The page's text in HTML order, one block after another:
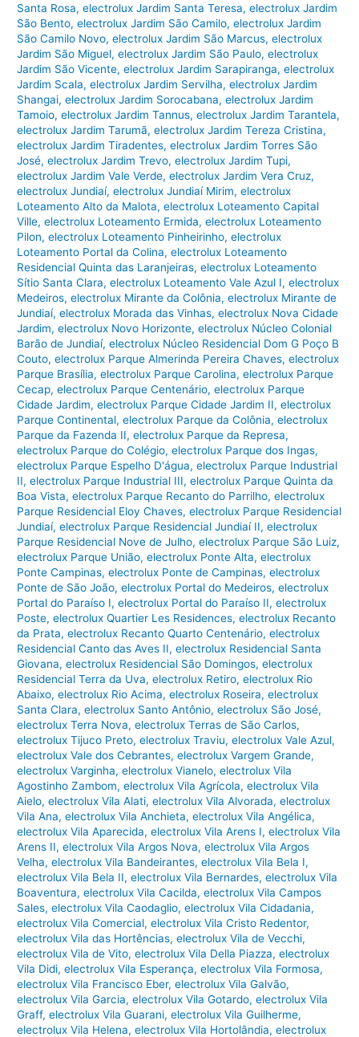
Santa Rosa,electrolux Jardim Santa Teresa,electrolux Jardim
São Bento,electrolux Jardim São Camilo,electrolux Jardim
São Camilo Novo,electrolux Jardim São Marcus,electrolux
Jardim São Miguel,electrolux Jardim São Paulo,electrolux
Jardim São Vicente,electrolux Jardim Sarapiranga,electrolux
Jardim Scala,electrolux Jardim Servilha,electrolux Jardim
Shangai,electrolux Jardim Sorocabana,electrolux Jardim
Tamoio,electrolux Jardim Tannus,electrolux Jardim Tarantela,
electrolux Jardim Tarumã,electrolux Jardim Tereza Cristina,
electrolux Jardim Tiradentes,electrolux Jardim Torres São
José,electrolux Jardim Trevo,electrolux Jardim Tupi,
electrolux Jardim Vale Verde,electrolux Jardim Vera Cruz,
electrolux Jundiaí,electrolux Jundiaí Mirim,electrolux
Loteamento Alto da Malota,electrolux Loteamento Capital
Ville,electrolux Loteamento Ermida,electrolux Loteamento
Pilon,electrolux Loteamento Pinheirinho,electrolux
Loteamento Portal da Colina,electrolux Loteamento
Residencial Quinta das Laranjeiras,electrolux Loteamento
Sítio Santa Clara,electrolux Loteamento Vale Azul I,electrolux
Medeiros,electrolux Mirante da Colônia,electrolux Mirante de
Jundiaí,electrolux Morada das Vinhas,electrolux Nova Cidade
Jardim,electrolux Novo Horizonte,electrolux Núcleo Colonial
Barão de Jundiaí,electrolux Núcleo Residencial Dom G Poço B
Couto,electrolux Parque Almerinda Pereira Chaves,electrolux
Parque Brasília,electrolux Parque Carolina,electrolux Parque
Cecap,electrolux Parque Centenário,electrolux Parque
Cidade Jardim,electrolux Parque Cidade Jardim II,electrolux
Parque Continental,electrolux Parque da Colônia,electrolux
Parque da Fazenda II,electrolux Parque da Represa,
electrolux Parque do Colégio,electrolux Parque dos Ingas,
electrolux Parque Espelho D'água,electrolux Parque Industrial
II,electrolux Parque Industrial III,electrolux Parque Quinta da
Boa Vista,electrolux Parque Recanto do Parrilho,electrolux
Parque Residencial Eloy Chaves,electrolux Parque Residencial
Jundiaí,electrolux Parque Residencial Jundiaí II,electrolux
Parque Residencial Nove de Julho,electrolux Parque São Luiz,
electrolux Parque União,electrolux Ponte Alta,electrolux
Ponte Campinas,electrolux Ponte de Campinas,electrolux
Ponte de São João,electrolux Portal do Medeiros,electrolux
Portal do Paraíso I,electrolux Portal do Paraíso II,electrolux
Poste,electrolux Quartier Les Residences,electrolux Recanto
da Prata,electrolux Recanto Quarto Centenário,electrolux
Residencial Canto das Aves II,electrolux Residencial Santa
Giovana,electrolux Residencial São Domingos,electrolux
Residencial Terra da Uva,electrolux Retiro,electrolux Rio
Abaixo,electrolux Rio Acima,electrolux Roseira,electrolux
Santa Clara,electrolux Santo Antônio,electrolux São José,
electrolux Terra Nova,electrolux Terras de São Carlos,
electrolux Tijuco Preto,electrolux Traviu,electrolux Vale Azul,
electrolux Vale dos Cebrantes,electrolux Vargem Grande,
electrolux Varginha,electrolux Vianelo,electrolux Vila
Agostinho Zambom,electrolux Vila Agrícola,electrolux Vila
Aielo,electrolux Vila Alati,electrolux Vila Alvorada,electrolux
Vila Ana,electrolux Vila Anchieta,electrolux Vila Angélica,
electrolux Vila Aparecida,electrolux Vila Arens I,electrolux Vila
Arens II,electrolux Vila Argos Nova,electrolux Vila Argos
Velha,electrolux Vila Bandeirantes,electrolux Vila Bela I,
electrolux Vila Bela II,electrolux Vila Bernardes,electrolux Vila
Boaventura,electrolux Vila Cacilda,electrolux Vila Campos
Sales,electrolux Vila Caodaglio,electrolux Vila Cidadania,
electrolux Vila Comercial,electrolux Vila Cristo Redentor,
electrolux Vila das Hortências,electrolux Vila de Vecchi,
electrolux Vila de Vito,electrolux Vila Della Piazza,electrolux
Vila Didi,electrolux Vila Esperança,electrolux Vila Formosa,
electrolux Vila Francisco Eber,electrolux Vila Galvão,
electrolux Vila Garcia,electrolux Vila Gotardo,electrolux Vila
Graff,electrolux Vila Guarani,electrolux Vila Guilherme,
electrolux Vila Helena,electrolux Vila Hortolândia,electrolux